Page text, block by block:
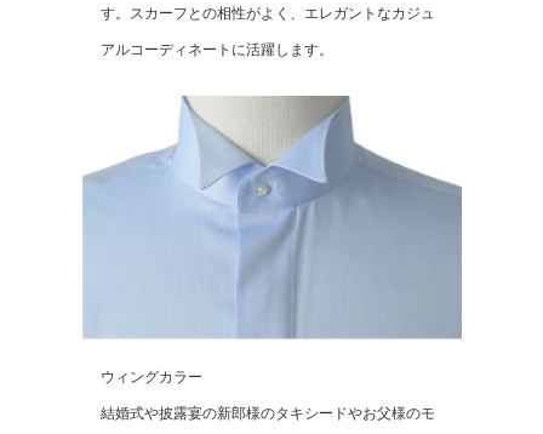
す。スカーフとの相性がよく、エレガントなカジュ
アルコーディネートに活躍します。
ウィングカラー
結婚式や披露宴の新郎様のタキシードやお父様のモ